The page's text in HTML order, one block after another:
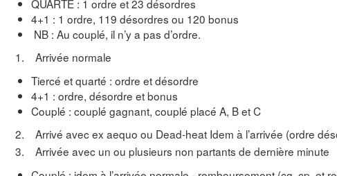
QUARTE : 1 ordre et 23 désordres
4+1 : 1 ordre, 119 désordres ou 120 bonus
NB : Au couplé, il n’y a pas d’ordre.
1. Arrivée normale
Tiercé et quarté : ordre et désordre
4+1 : ordre, désordre et bonus
Couplé : couplé gagnant, couplé placé A, B et C
2. Arrivé avec ex aequo ou Dead-heat Idem à l’arrivée (ordre
3. Arrivée avec un ou plusieurs non partants de dernière minute